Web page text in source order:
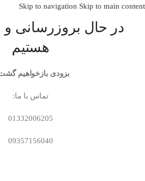
Skip to navigation Skip to main content
در حال بروزرسانی و
هستیم
بزودی بازخواهیم
تماس با ما:
01332006205
09357156040